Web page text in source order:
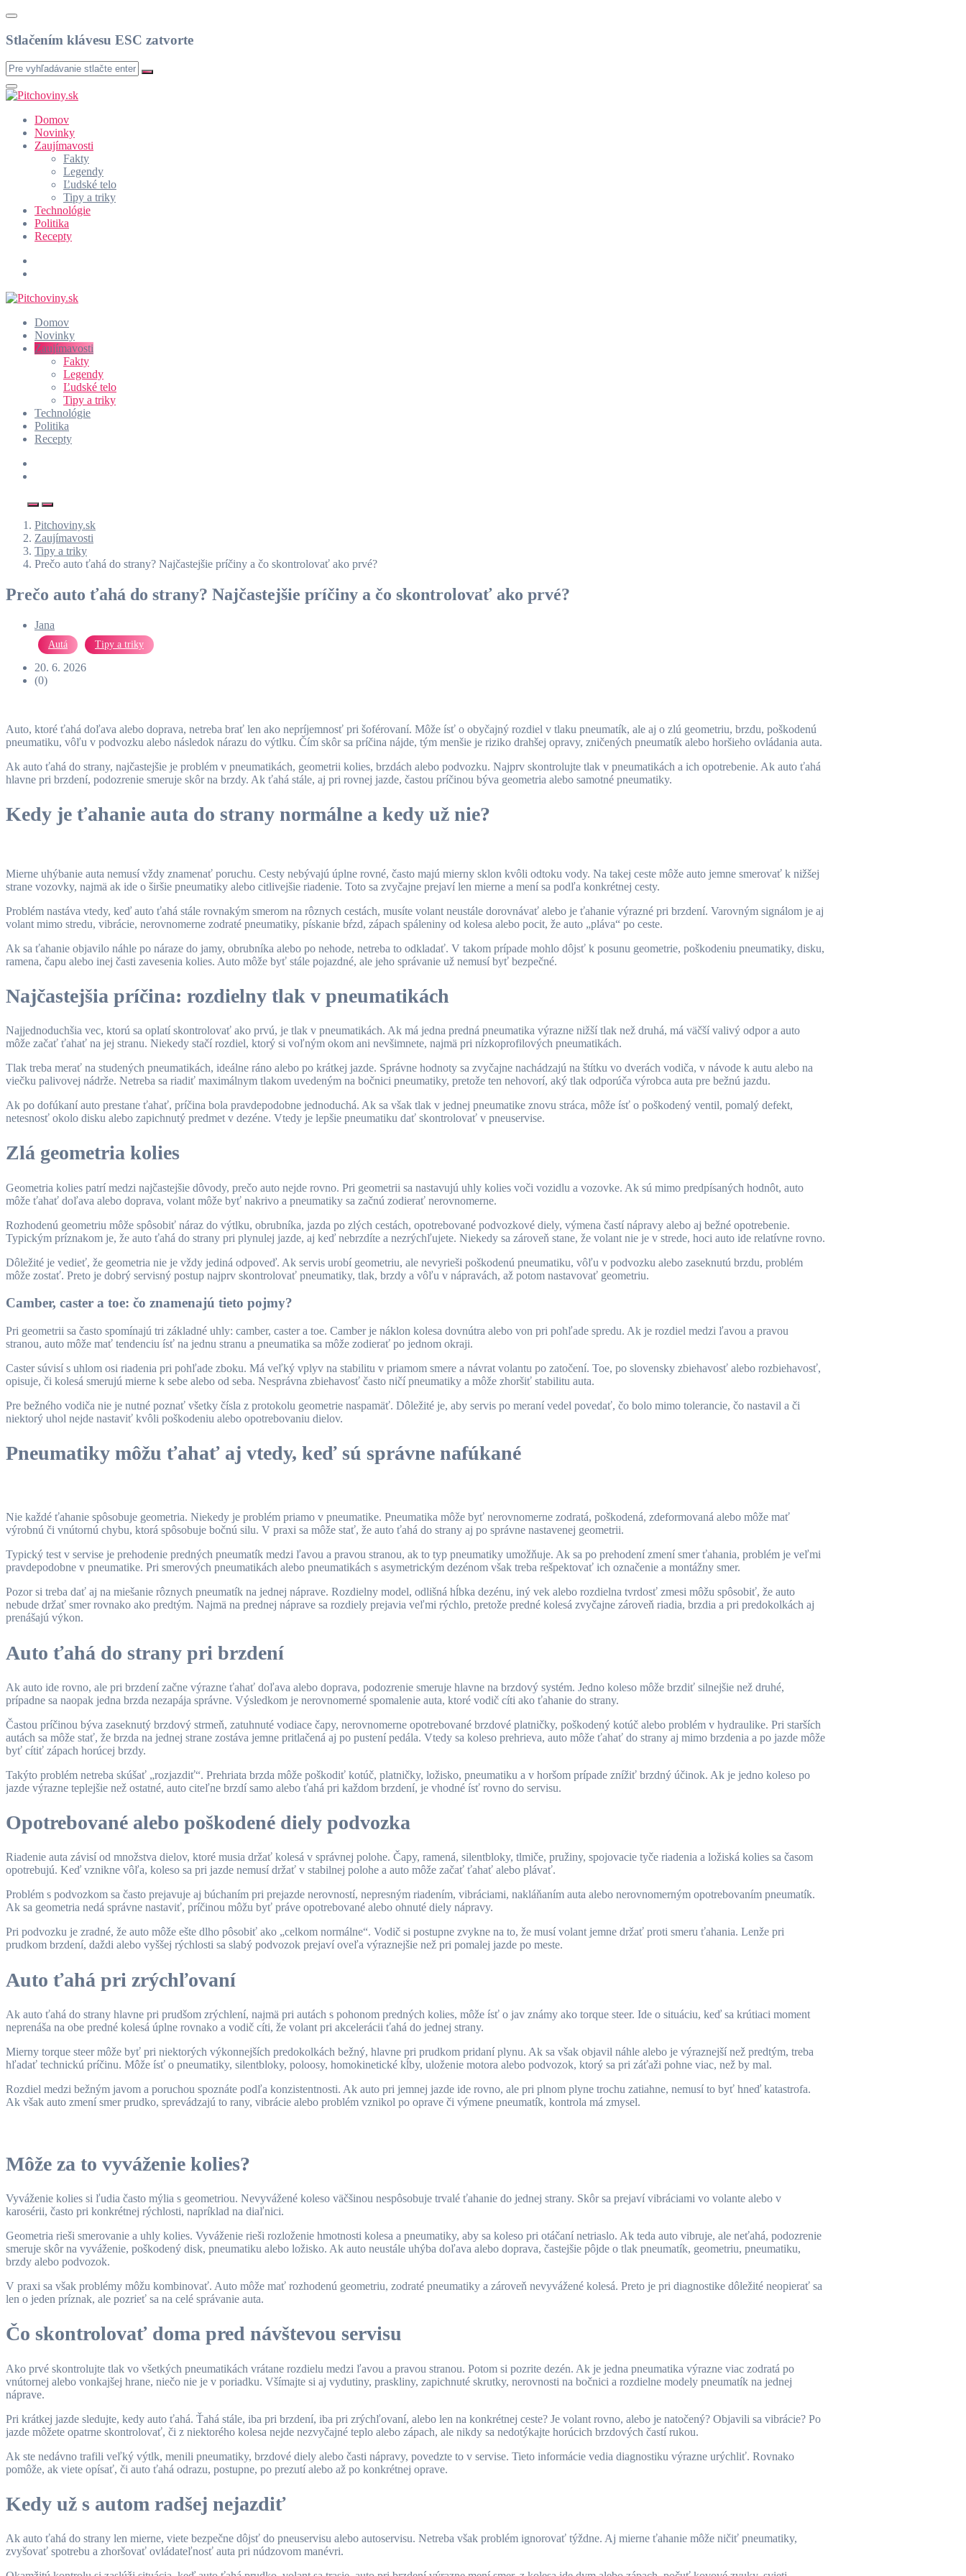
Stlačením klávesu ESC zatvorte
Domov
Novinky
Zaujímavosti
Fakty
Legendy
Ľudské telo
Tipy a triky
Technológie
Politika
Recepty
Domov
Novinky
Zaujímavosti
Fakty
Legendy
Ľudské telo
Tipy a triky
Technológie
Politika
Recepty
Pitchoviny.sk
Zaujímavosti
Tipy a triky
Prečo auto ťahá do strany? Najčastejšie príčiny a čo skontrolovať ako prvé?
Prečo auto ťahá do strany? Najčastejšie príčiny a čo skontrolovať ako prvé?
Jana
Autá Tipy a triky
20. 6. 2026
(0)
Auto, ktoré ťahá doľava alebo doprava, netreba brať len ako nepríjemnosť pri šoférovaní. Môže ísť o obyčajný rozdiel v tlaku pneumatík, ale aj o zlú geometriu, brzdu, poškodenú
pneumatiku, vôľu v podvozku alebo následok nárazu do výtlku. Čím skôr sa príčina nájde, tým menšie je riziko drahšej opravy, zničených pneumatík alebo horšieho ovládania auta.
Ak auto ťahá do strany, najčastejšie je problém v pneumatikách, geometrii kolies, brzdách alebo podvozku. Najprv skontrolujte tlak v pneumatikách a ich opotrebenie. Ak auto ťahá
hlavne pri brzdení, podozrenie smeruje skôr na brzdy. Ak ťahá stále, aj pri rovnej jazde, častou príčinou býva geometria alebo samotné pneumatiky.
Kedy je ťahanie auta do strany normálne a kedy už nie?
Mierne uhýbanie auta nemusí vždy znamenať poruchu. Cesty nebývajú úplne rovné, často majú mierny sklon kvôli odtoku vody. Na takej ceste môže auto jemne smerovať k nižšej
strane vozovky, najmä ak ide o širšie pneumatiky alebo citlivejšie riadenie. Toto sa zvyčajne prejaví len mierne a mení sa podľa konkrétnej cesty.
Problém nastáva vtedy, keď auto ťahá stále rovnakým smerom na rôznych cestách, musíte volant neustále dorovnávať alebo je ťahanie výrazné pri brzdení. Varovným signálom je aj
volant mimo stredu, vibrácie, nerovnomerne zodraté pneumatiky, pískanie bŕzd, zápach spáleniny od kolesa alebo pocit, že auto „pláva“ po ceste.
Ak sa ťahanie objavilo náhle po náraze do jamy, obrubníka alebo po nehode, netreba to odkladať. V takom prípade mohlo dôjsť k posunu geometrie, poškodeniu pneumatiky, disku,
ramena, čapu alebo inej časti zavesenia kolies. Auto môže byť stále pojazdné, ale jeho správanie už nemusí byť bezpečné.
Najčastejšia príčina: rozdielny tlak v pneumatikách
Najjednoduchšia vec, ktorú sa oplatí skontrolovať ako prvú, je tlak v pneumatikách. Ak má jedna predná pneumatika výrazne nižší tlak než druhá, má väčší valivý odpor a auto
môže začať ťahať na jej stranu. Niekedy stačí rozdiel, ktorý si voľným okom ani nevšimnete, najmä pri nízkoprofilových pneumatikách.
Tlak treba merať na studených pneumatikách, ideálne ráno alebo po krátkej jazde. Správne hodnoty sa zvyčajne nachádzajú na štítku vo dverách vodiča, v návode k autu alebo na
viečku palivovej nádrže. Netreba sa riadiť maximálnym tlakom uvedeným na bočnici pneumatiky, pretože ten nehovorí, aký tlak odporúča výrobca auta pre bežnú jazdu.
Ak po dofúkaní auto prestane ťahať, príčina bola pravdepodobne jednoduchá. Ak sa však tlak v jednej pneumatike znovu stráca, môže ísť o poškodený ventil, pomalý defekt,
netesnosť okolo disku alebo zapichnutý predmet v dezéne. Vtedy je lepšie pneumatiku dať skontrolovať v pneuservise.
Zlá geometria kolies
Geometria kolies patrí medzi najčastejšie dôvody, prečo auto nejde rovno. Pri geometrii sa nastavujú uhly kolies voči vozidlu a vozovke. Ak sú mimo predpísaných hodnôt, auto
môže ťahať doľava alebo doprava, volant môže byť nakrivo a pneumatiky sa začnú zodierať nerovnomerne.
Rozhodenú geometriu môže spôsobiť náraz do výtlku, obrubníka, jazda po zlých cestách, opotrebované podvozkové diely, výmena častí nápravy alebo aj bežné opotrebenie.
Typickým príznakom je, že auto ťahá do strany pri plynulej jazde, aj keď nebrzdíte a nezrýchľujete. Niekedy sa zároveň stane, že volant nie je v strede, hoci auto ide relatívne rovno.
Dôležité je vedieť, že geometria nie je vždy jediná odpoveď. Ak servis urobí geometriu, ale nevyrieši poškodenú pneumatiku, vôľu v podvozku alebo zaseknutú brzdu, problém
môže zostať. Preto je dobrý servisný postup najprv skontrolovať pneumatiky, tlak, brzdy a vôľu v nápravách, až potom nastavovať geometriu.
Camber, caster a toe: čo znamenajú tieto pojmy?
Pri geometrii sa často spomínajú tri základné uhly: camber, caster a toe. Camber je náklon kolesa dovnútra alebo von pri pohľade spredu. Ak je rozdiel medzi ľavou a pravou
stranou, auto môže mať tendenciu ísť na jednu stranu a pneumatika sa môže zodierať po jednom okraji.
Caster súvisí s uhlom osi riadenia pri pohľade zboku. Má veľký vplyv na stabilitu v priamom smere a návrat volantu po zatočení. Toe, po slovensky zbiehavosť alebo rozbiehavosť,
opisuje, či kolesá smerujú mierne k sebe alebo od seba. Nesprávna zbiehavosť často ničí pneumatiky a môže zhoršiť stabilitu auta.
Pre bežného vodiča nie je nutné poznať všetky čísla z protokolu geometrie naspamäť. Dôležité je, aby servis po meraní vedel povedať, čo bolo mimo tolerancie, čo nastavil a či
niektorý uhol nejde nastaviť kvôli poškodeniu alebo opotrebovaniu dielov.
Pneumatiky môžu ťahať aj vtedy, keď sú správne nafúkané
Nie každé ťahanie spôsobuje geometria. Niekedy je problém priamo v pneumatike. Pneumatika môže byť nerovnomerne zodratá, poškodená, zdeformovaná alebo môže mať
výrobnú či vnútornú chybu, ktorá spôsobuje bočnú silu. V praxi sa môže stať, že auto ťahá do strany aj po správne nastavenej geometrii.
Typický test v servise je prehodenie predných pneumatík medzi ľavou a pravou stranou, ak to typ pneumatiky umožňuje. Ak sa po prehodení zmení smer ťahania, problém je veľmi
pravdepodobne v pneumatike. Pri smerových pneumatikách alebo pneumatikách s asymetrickým dezénom však treba rešpektovať ich označenie a montážny smer.
Pozor si treba dať aj na miešanie rôznych pneumatík na jednej náprave. Rozdielny model, odlišná hĺbka dezénu, iný vek alebo rozdielna tvrdosť zmesi môžu spôsobiť, že auto
nebude držať smer rovnako ako predtým. Najmä na prednej náprave sa rozdiely prejavia veľmi rýchlo, pretože predné kolesá zvyčajne zároveň riadia, brzdia a pri predokolkách aj
prenášajú výkon.
Auto ťahá do strany pri brzdení
Ak auto ide rovno, ale pri brzdení začne výrazne ťahať doľava alebo doprava, podozrenie smeruje hlavne na brzdový systém. Jedno koleso môže brzdiť silnejšie než druhé,
prípadne sa naopak jedna brzda nezapája správne. Výsledkom je nerovnomerné spomalenie auta, ktoré vodič cíti ako ťahanie do strany.
Častou príčinou býva zaseknutý brzdový strmeň, zatuhnuté vodiace čapy, nerovnomerne opotrebované brzdové platničky, poškodený kotúč alebo problém v hydraulike. Pri starších
autách sa môže stať, že brzda na jednej strane zostáva jemne pritlačená aj po pustení pedála. Vtedy sa koleso prehrieva, auto môže ťahať do strany aj mimo brzdenia a po jazde môže
byť cítiť zápach horúcej brzdy.
Takýto problém netreba skúšať „rozjazdiť“. Prehriata brzda môže poškodiť kotúč, platničky, ložisko, pneumatiku a v horšom prípade znížiť brzdný účinok. Ak je jedno koleso po
jazde výrazne teplejšie než ostatné, auto citeľne brzdí samo alebo ťahá pri každom brzdení, je vhodné ísť rovno do servisu.
Opotrebované alebo poškodené diely podvozka
Riadenie auta závisí od množstva dielov, ktoré musia držať kolesá v správnej polohe. Čapy, ramená, silentbloky, tlmiče, pružiny, spojovacie tyče riadenia a ložiská kolies sa časom
opotrebujú. Keď vznikne vôľa, koleso sa pri jazde nemusí držať v stabilnej polohe a auto môže začať ťahať alebo plávať.
Problém s podvozkom sa často prejavuje aj búchaním pri prejazde nerovností, nepresným riadením, vibráciami, nakláňaním auta alebo nerovnomerným opotrebovaním pneumatík.
Ak sa geometria nedá správne nastaviť, príčinou môžu byť práve opotrebované alebo ohnuté diely nápravy.
Pri podvozku je zradné, že auto môže ešte dlho pôsobiť ako „celkom normálne“. Vodič si postupne zvykne na to, že musí volant jemne držať proti smeru ťahania. Lenže pri
prudkom brzdení, daždi alebo vyššej rýchlosti sa slabý podvozok prejaví oveľa výraznejšie než pri pomalej jazde po meste.
Auto ťahá pri zrýchľovaní
Ak auto ťahá do strany hlavne pri prudšom zrýchlení, najmä pri autách s pohonom predných kolies, môže ísť o jav známy ako torque steer. Ide o situáciu, keď sa krútiaci moment
neprenáša na obe predné kolesá úplne rovnako a vodič cíti, že volant pri akcelerácii ťahá do jednej strany.
Mierny torque steer môže byť pri niektorých výkonnejších predokolkách bežný, hlavne pri prudkom pridaní plynu. Ak sa však objavil náhle alebo je výraznejší než predtým, treba
hľadať technickú príčinu. Môže ísť o pneumatiky, silentbloky, poloosy, homokinetické kĺby, uloženie motora alebo podvozok, ktorý sa pri záťaži pohne viac, než by mal.
Rozdiel medzi bežným javom a poruchou spoznáte podľa konzistentnosti. Ak auto pri jemnej jazde ide rovno, ale pri plnom plyne trochu zatiahne, nemusí to byť hneď katastrofa.
Ak však auto zmení smer prudko, sprevádzajú to rany, vibrácie alebo problém vznikol po oprave či výmene pneumatík, kontrola má zmysel.
Môže za to vyváženie kolies?
Vyváženie kolies si ľudia často mýlia s geometriou. Nevyvážené koleso väčšinou nespôsobuje trvalé ťahanie do jednej strany. Skôr sa prejaví vibráciami vo volante alebo v
karosérii, často pri konkrétnej rýchlosti, napríklad na diaľnici.
Geometria rieši smerovanie a uhly kolies. Vyváženie rieši rozloženie hmotnosti kolesa a pneumatiky, aby sa koleso pri otáčaní netriaslo. Ak teda auto vibruje, ale neťahá, podozrenie
smeruje skôr na vyváženie, poškodený disk, pneumatiku alebo ložisko. Ak auto neustále uhýba doľava alebo doprava, častejšie pôjde o tlak pneumatík, geometriu, pneumatiku,
brzdy alebo podvozok.
V praxi sa však problémy môžu kombinovať. Auto môže mať rozhodenú geometriu, zodraté pneumatiky a zároveň nevyvážené kolesá. Preto je pri diagnostike dôležité neopierať sa
len o jeden príznak, ale pozrieť sa na celé správanie auta.
Čo skontrolovať doma pred návštevou servisu
Ako prvé skontrolujte tlak vo všetkých pneumatikách vrátane rozdielu medzi ľavou a pravou stranou. Potom si pozrite dezén. Ak je jedna pneumatika výrazne viac zodratá po
vnútornej alebo vonkajšej hrane, niečo nie je v poriadku. Všímajte si aj vydutiny, praskliny, zapichnuté skrutky, nerovnosti na bočnici a rozdielne modely pneumatík na jednej
náprave.
Pri krátkej jazde sledujte, kedy auto ťahá. Ťahá stále, iba pri brzdení, iba pri zrýchľovaní, alebo len na konkrétnej ceste? Je volant rovno, alebo je natočený? Objavili sa vibrácie? Po
jazde môžete opatrne skontrolovať, či z niektorého kolesa nejde nezvyčajné teplo alebo zápach, ale nikdy sa nedotýkajte horúcich brzdových častí rukou.
Ak ste nedávno trafili veľký výtlk, menili pneumatiky, brzdové diely alebo časti nápravy, povedzte to v servise. Tieto informácie vedia diagnostiku výrazne urýchliť. Rovnako
pomôže, ak viete opísať, či auto ťahá odrazu, postupne, po prezutí alebo až po konkrétnej oprave.
Kedy už s autom radšej nejazdiť
Ak auto ťahá do strany len mierne, viete bezpečne dôjsť do pneuservisu alebo autoservisu. Netreba však problém ignorovať týždne. Aj mierne ťahanie môže ničiť pneumatiky,
zvyšovať spotrebu a zhoršovať ovládateľnosť auta pri núdzovom manévri.